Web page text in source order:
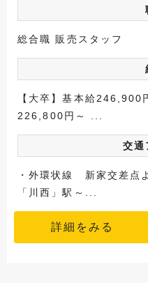
総合職 販売スタッフ
【大卒】基本給246,900
226,800円～ ...
交通
・外環状線 新家交差点
「川西」駅～...
詳細をみる